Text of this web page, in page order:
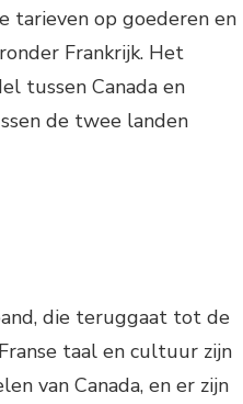
tarieven op goederen en
Frankrijk. Het
tussen Canada en
de twee landen
die teruggaat tot de
taal en cultuur zijn
van Canada, en er zijn